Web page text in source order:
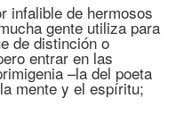
infalible de hermosos
gente utiliza para
de distinción o
entrar en las
–la del poeta
mente y el espíritu;